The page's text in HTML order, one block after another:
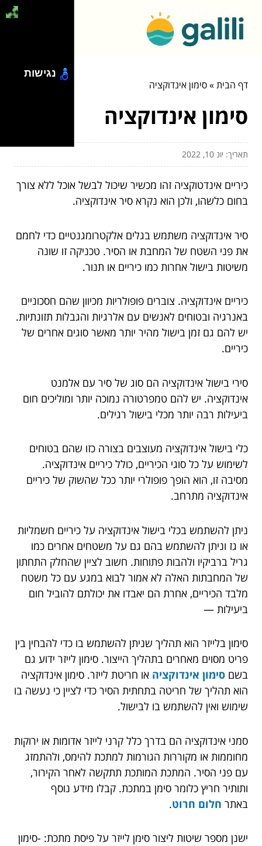
דף הבית»סימון אינדוקציה
סימון אינדוקציה
תאריך: יונ 10, 2022
כיריים אינדטוקציה זהו מכשיר שיכול לבשל אוכל ללא צורך
בחום כלשהו, ולכן הוא נקרא סיר אינדוקציה.
סיר אינדוקציה משתמש בגלים אלקטרומגנטיים כדי לחמם
את פני השטח של המחבת או הסיר. טכניקה זו שונה
משיטות בישול אחרות כמו כיריים או תנור.
כיריים אינדוקציה. צוברים פופולריות מכיוון שהם חסכוניים
באנרגיה ובטוחים לאנשים עם אלרגיות והגבלות תזונתיות.
יש להם גם זמן בישול מהיר יותר מאשר סוגים אחרים של
כיריים.
סירי בישול אינדוקציה הם סוג של סיר עם אלמנט
אינדוקציה. יש להם טמפרטורה נמוכה יותר ומוליכים חום
ביעילות רבה יותר מכלי בישול רגילים.
כלי בישול אינדוקציה מעוצבים בצורה כזו שהם בטוחים
לשימוש על כל סוגי הכיריים, כולל כיריים אינדוקציה.
מסיבה זו, הוא הופך פופולרי יותר ככל שהשוק של כיריים
אינדוקציה מתרחב.
ניתן להשתמש בכלי בישול אינדוקציה על כיריים חשמליות
או גז וניתן להשתמש בהם גם על משטחים אחרים כמו
גריל ברביקיו ולהבות פתוחות. חשוב לציין שהחלק התחתון
של המחבתות האלה לא אמור לבוא במגע עם כל משטח
מלבד הכיריים, אחרת הם יאבדו את יכולתם להוביל חום
ביעילות —
סימון בלייזר הוא תהליך שניתן להשתמש בו כדי להבחין בין
פריט מסוים מאחרים בתהליך הייצור. סימון לייזר ידוע גם
בשם סימון אינדוקציה או חריטת לייזר. סימון אינדוקציה
הוא תהליך של חריטה בתחתית הסיר כדי לציין כי נעשה בו
שימוש ואין להשתמש בו לבישול.
סמני אינדוקציה הם בדרך כלל קרני לייזר אדומות או ירוקות
מחוממות או מקוררות הגורמות למתכת להימס, ולהתמזג
עם פני הסיר. המתכת המותכת תתקשה לאחר הקירור,
ותותיר חריץ כלומר סימן במתכת. קבלו מידע נוסף
באתר חלום חרוט.
ישנן מספר שיטות ליצור סימן לייזר על פיסת מתכת: -סימון
נגישות